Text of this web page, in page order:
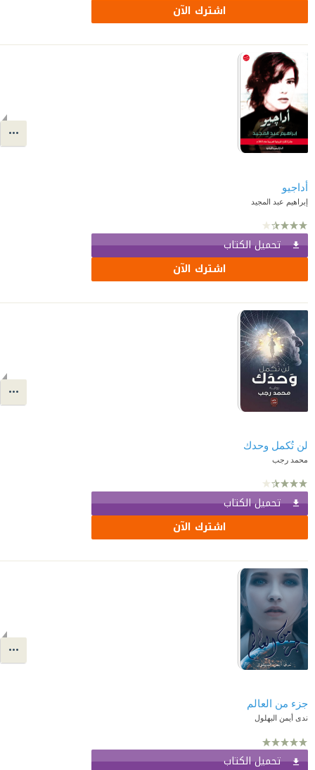
اشترك الآن
أداجيو
إبراهيم عبد المجيد
تحميل الكتاب
اشترك الآن
لن تُكمل وحدك
محمد رجب
تحميل الكتاب
اشترك الآن
جزء من العالم
ندى أيمن البهلول
تحميل الكتاب